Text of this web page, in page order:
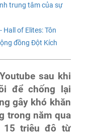
trung tâm của sự
Hall of Elites: Tôn
đồng Đột Kích
sau khi
để chống lại
gây khó khăn
trong năm qua
15 triệu đô từ